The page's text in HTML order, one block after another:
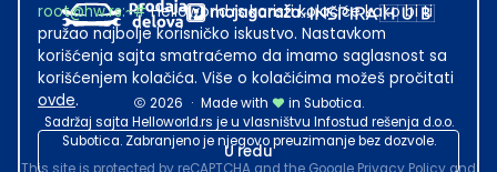
2026 · Made with
in Subotica.
Sadržaj sajta Helloworld.rs je u vlasništvu Infostud rešenja d.o.o.
Subotica. Zabranjeno je njegovo preuzimanje bez dozvole.
root@hw.rs:~#Helloworld.rs koristi kolačiće kako bi ti
pružao najbolje korisničko iskustvo. Nastavkom
korišćenja sajta smatraćemo da imamo saglasnost sa
korišćenjem kolačića. Više o kolačićima možeš pročitati
ovde.
U redu